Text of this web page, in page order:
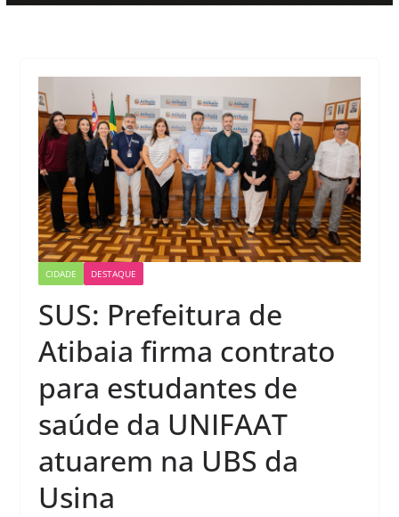
CIDADE DESTAQUE
SUS: Prefeitura de
Atibaia firma contrato
para estudantes de
saúde da UNIFAAT
atuarem na UBS da
Usina